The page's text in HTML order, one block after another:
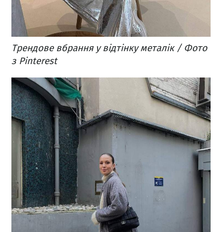
Трендове вбрання у відтінку металік / Фото
з Pinterest